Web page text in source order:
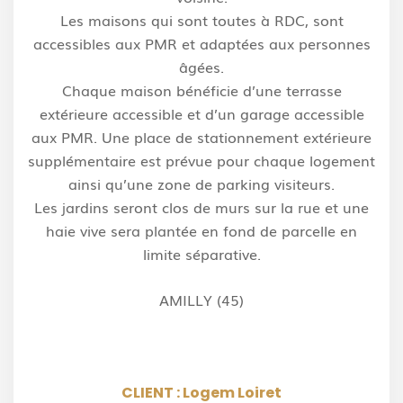
Les maisons qui sont toutes à RDC, sont
accessibles aux PMR et adaptées aux personnes
âgées.
Chaque maison bénéficie d’une terrasse
extérieure accessible et d’un garage accessible
aux PMR. Une place de stationnement extérieure
supplémentaire est prévue pour chaque logement
ainsi qu’une zone de parking visiteurs.
Les jardins seront clos de murs sur la rue et une
haie vive sera plantée en fond de parcelle en
limite séparative.
AMILLY (45)
CLIENT : Logem Loiret